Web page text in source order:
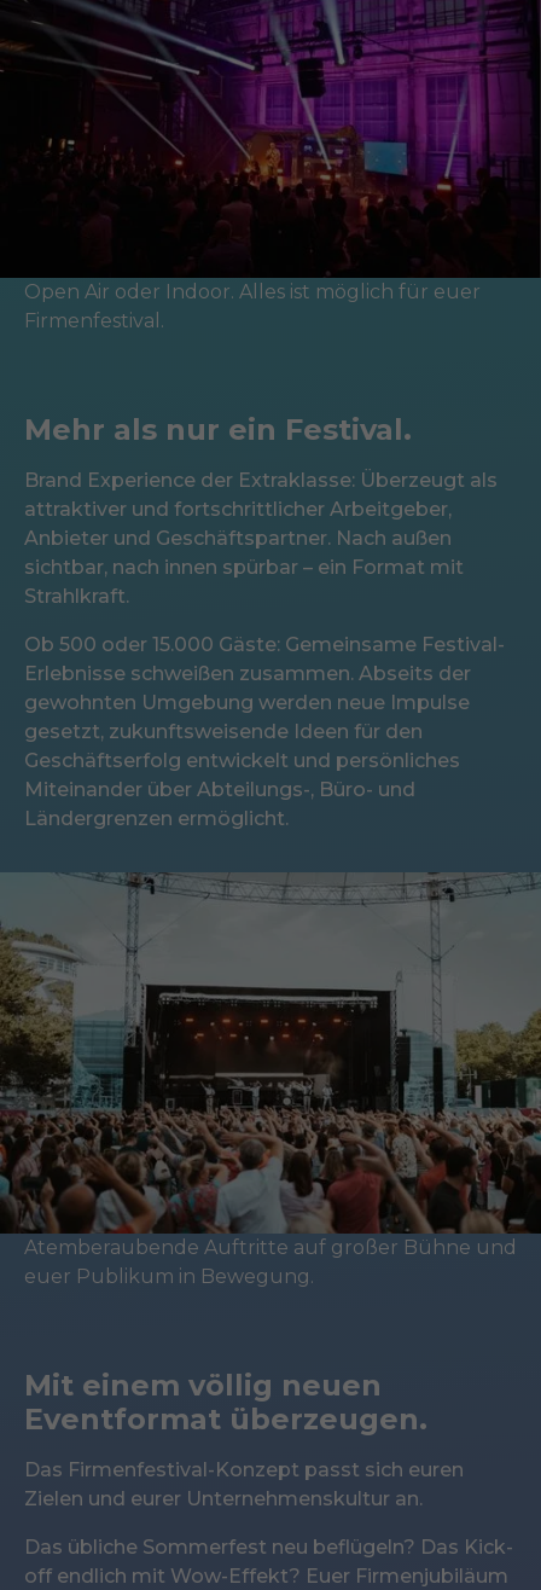
Open Air oder Indoor. Alles ist möglich für euer
Firmenfestival.
Mehr als nur ein Festival.
Brand Experience der Extraklasse: Überzeugt als
attraktiver und fortschrittlicher Arbeitgeber,
Anbieter und Geschäftspartner. Nach außen
sichtbar, nach innen spürbar – ein Format mit
Strahlkraft.
Ob 500 oder 15.000 Gäste: Gemeinsame Festival-
Erlebnisse schweißen zusammen. Abseits der
gewohnten Umgebung werden neue Impulse
gesetzt, zukunftsweisende Ideen für den
Geschäftserfolg entwickelt und persönliches
Miteinander über Abteilungs-, Büro- und
Ländergrenzen ermöglicht.
Atemberaubende Auftritte auf großer Bühne und
euer Publikum in Bewegung.
Mit einem völlig neuen
Eventformat überzeugen.
Das Firmenfestival-Konzept passt sich euren
Zielen und eurer Unternehmenskultur an.
Das übliche Sommerfest neu beflügeln? Das Kick-
off endlich mit Wow-Effekt? Euer Firmenjubiläum